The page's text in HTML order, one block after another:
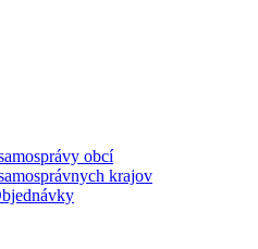
obcí
krajov